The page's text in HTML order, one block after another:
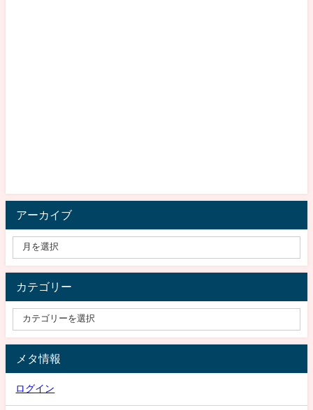
アーカイブ
カテゴリー
メタ情報
ログイン